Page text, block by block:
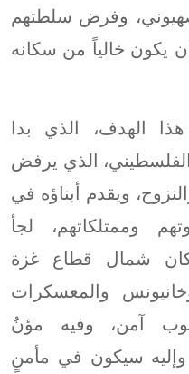
وفرض سلطتهم
يكون خالياً من سكانه
الهدف، الذي بدا
الذي يرفض
ويقدم أبناؤه في
وممتلكاتهم، لجأ
شمال قطاع غزة
والمعسكرات
آمن، وفيه مؤنٌ
وإليه سيكون في مأمنٍ